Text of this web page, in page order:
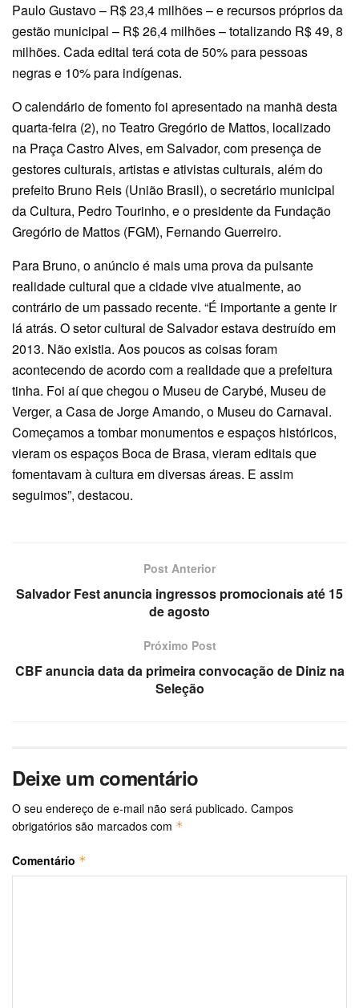
Paulo Gustavo – R$ 23,4 milhões – e recursos próprios da
gestão municipal – R$ 26,4 milhões – totalizando R$ 49, 8
milhões. Cada edital terá cota de 50% para pessoas
negras e 10% para indígenas.
O calendário de fomento foi apresentado na manhã desta
quarta-feira (2), no Teatro Gregório de Mattos, localizado
na Praça Castro Alves, em Salvador, com presença de
gestores culturais, artistas e ativistas culturais, além do
prefeito Bruno Reis (União Brasil), o secretário municipal
da Cultura, Pedro Tourinho, e o presidente da Fundação
Gregório de Mattos (FGM), Fernando Guerreiro.
Para Bruno, o anúncio é mais uma prova da pulsante
realidade cultural que a cidade vive atualmente, ao
contrário de um passado recente. “É importante a gente ir
lá atrás. O setor cultural de Salvador estava destruído em
2013. Não existia. Aos poucos as coisas foram
acontecendo de acordo com a realidade que a prefeitura
tinha. Foi aí que chegou o Museu de Carybé, Museu de
Verger, a Casa de Jorge Amando, o Museu do Carnaval.
Começamos a tombar monumentos e espaços históricos,
vieram os espaços Boca de Brasa, vieram editais que
fomentavam à cultura em diversas áreas. E assim
seguimos”, destacou.
Post Anterior
Salvador Fest anuncia ingressos promocionais até 15
de agosto
Próximo Post
CBF anuncia data da primeira convocação de Diniz na
Seleção
Deixe um comentário
O seu endereço de e-mail não será publicado. Campos
obrigatórios são marcados com *
Comentário *